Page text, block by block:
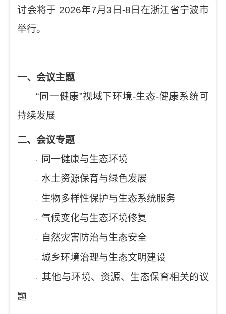
讨会将于 2026年7月3 日-8 日在浙江省宁波市
举行。
一、会议主题
“ 同一健康”视域下环境-生态-健康系统可
持续发展
二、会议专题
· 同一健康与生态环境
· 水土资源保育与绿色发展
· 生物多样性保护与生态系统服务
·气候变化与生态环境修复
· 自然灾害防治与生态安全
· 城乡环境治理与生态文明建设
·
其他与环境、资源、生态保育相关的议
题